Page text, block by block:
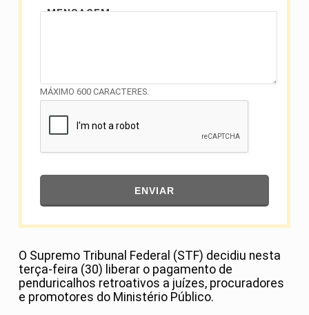
MENSAGEM
MÁXIMO 600 CARACTERES.
ENVIAR
O Supremo Tribunal Federal (STF) decidiu nesta
terça-feira (30) liberar o pagamento de
penduricalhos retroativos a juízes, procuradores
e promotores do Ministério Público.